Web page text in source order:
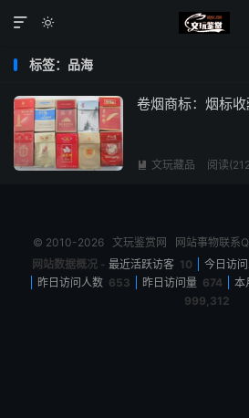


标签：品海
卷烟商标：烟标
 文玩藏品 阅读
© 2010-2026 文玩鉴赏网 网站事物联系
网站数据概况 - 最近活跃访客 10 今日访
昨日访问人数 653 昨日访问量 674 本
999,312